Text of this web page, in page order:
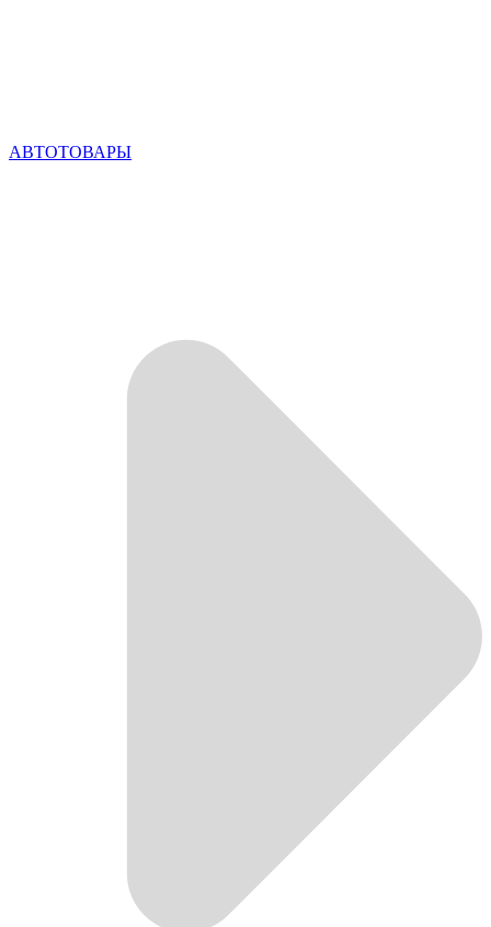
АВТОТОВАРЫ